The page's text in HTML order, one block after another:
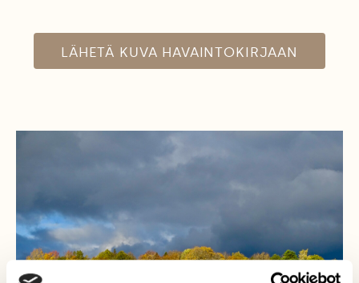
LÄHETÄ KUVA HAVAINTOKIRJAAN